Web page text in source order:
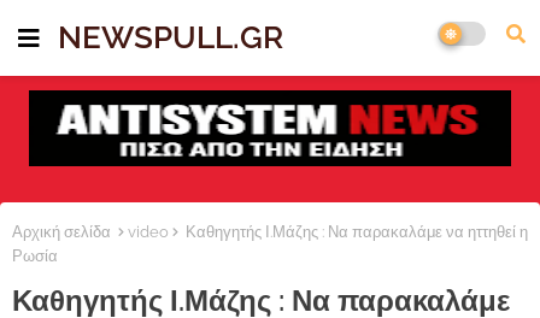
NEWSPULL.GR
Αρχική σελίδα video
Καθηγητής Ι.Μάζης : Να παρακαλάμε να ηττηθεί η
Ρωσία
Καθηγητής Ι.Μάζης : Να παρακαλάμε